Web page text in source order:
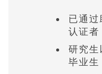
已通
认证者
研究生
毕业生